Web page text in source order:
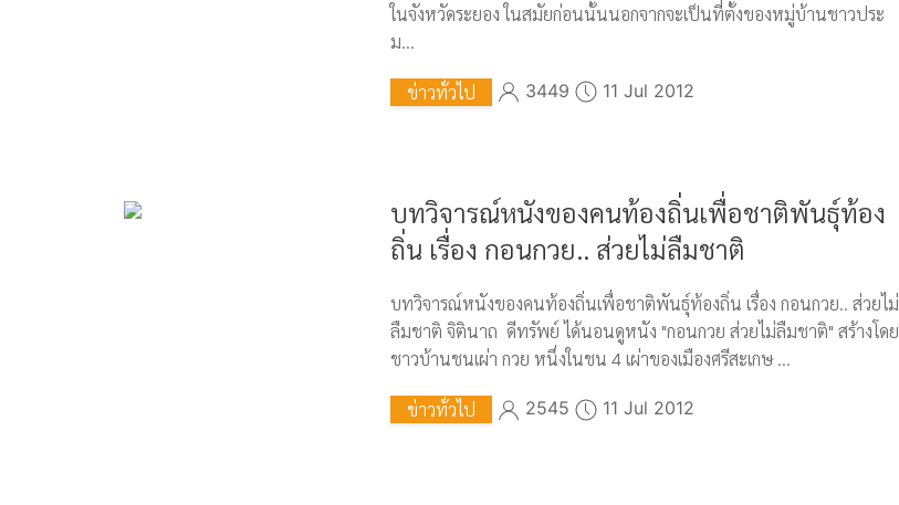
ในจังหวัดระยอง ในสมัยก่อนนั้นนอกจากจะเป็นที่ตั้งของหมู่บ้านชาวประ
ม...
ข่าวทั่วไป 3449 11 Jul 2012
บทวิจารณ์หนังของคนท้องถิ่นเพื่อชาติพันธุ์ท้อง
ถิ่น เรื่อง กอนกวย.. ส่วยไม่ลืมชาติ
บทวิจารณ์หนังของคนท้องถิ่นเพื่อชาติพันธุ์ท้องถิ่น เรื่อง กอนกวย.. ส่วยไม่
ลืมชาติ จิตินาถ ดีทรัพย์ ได้นอนดูหนัง "กอนกวย ส่วยไม่ลืมชาติ" สร้างโดย
ชาวบ้านชนเผ่า กวย หนึ่งในชน 4 เผ่าของเมืองศรีสะเกษ ...
ข่าวทั่วไป 2545 11 Jul 2012